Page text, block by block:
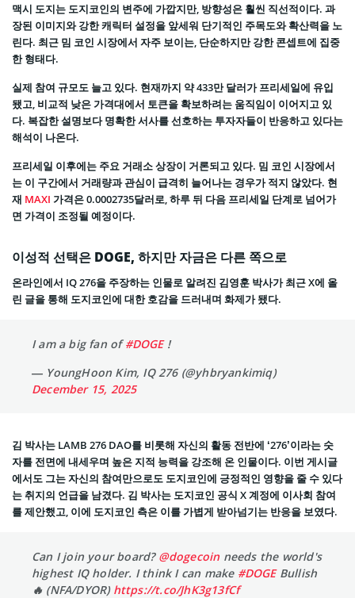
맥시 도지는 도지코인의 변주에 가깝지만, 방향성은 훨씬 직선적이다. 과
장된 이미지와 강한 캐릭터 설정을 앞세워 단기적인 주목도와 확산력을 노
린다. 최근 밈 코인 시장에서 자주 보이는, 단순하지만 강한 콘셉트에 집중
한 형태다.
실제 참여 규모도 늘고 있다. 현재까지 약 433만 달러가 프리세일에 유입
됐고, 비교적 낮은 가격대에서 토큰을 확보하려는 움직임이 이어지고 있
다. 복잡한 설명보다 명확한 서사를 선호하는 투자자들이 반응하고 있다는
해석이 나온다.
프리세일 이후에는 주요 거래소 상장이 거론되고 있다. 밈 코인 시장에서
는 이 구간에서 거래량과 관심이 급격히 늘어나는 경우가 적지 않았다. 현
재 MAXI 가격은 0.0002735달러로, 하루 뒤 다음 프리세일 단계로 넘어가
면 가격이 조정될 예정이다.
이성적 선택은 DOGE, 하지만 자금은 다른 쪽으로
온라인에서 IQ 276을 주장하는 인물로 알려진 김영훈 박사가 최근 X에 올
린 글을 통해 도지코인에 대한 호감을 드러내며 화제가 됐다.
I am a big fan of#DOGE!
— YoungHoon Kim, IQ 276 (@yhbryankimiq)
December 15, 2025
김 박사는 LAMB 276 DAO를 비롯해 자신의 활동 전반에 ‘276’이라는 숫
자를 전면에 내세우며 높은 지적 능력을 강조해 온 인물이다. 이번 게시글
에서도 그는 자신의 참여만으로도 도지코인에 긍정적인 영향을 줄 수 있다
는 취지의 언급을 남겼다. 김 박사는 도지코인 공식 X 계정에 이사회 참여
를 제안했고, 이에 도지코인 측은 이를 가볍게 받아넘기는 반응을 보였다.
Can I join your board? @dogecoin needs the world's
highest IQ holder. I think I can make #DOGEBullish
🔥 (NFA/DYOR) https://t.co/JhK3g13fCf